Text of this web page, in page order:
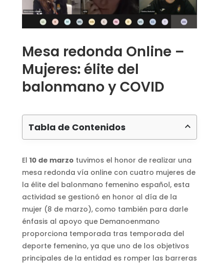
Mesa redonda Online –
Mujeres: élite del
balonmano y COVID
Tabla de Contenidos
El 10 de marzo tuvimos el honor de realizar una
mesa redonda vía online con cuatro mujeres de
la élite del balonmano femenino español, esta
actividad se gestionó en honor al día de la
mujer (8 de marzo), como también para darle
énfasis al apoyo que Demanoenmano
proporciona temporada tras temporada del
deporte femenino, ya que uno de los objetivos
principales de la entidad es romper las barreras